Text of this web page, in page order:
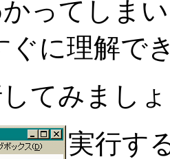
ってしま
ぐに理解で
てみまし
実行す